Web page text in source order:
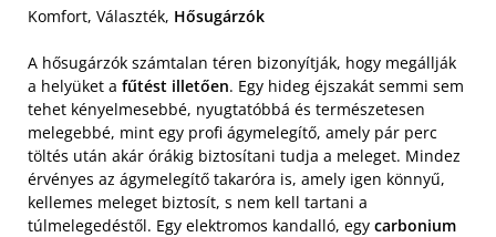
Komfort, Választék, Hősugárzók
A hősugárzók számtalan téren bizonyítják, hogy megállják
a helyüket a fűtést illetően. Egy hideg éjszakát semmi sem
tehet kényelmesebbé, nyugtatóbbá és természetesen
melegebbé, mint egy profi ágymelegítő, amely pár perc
töltés után akár órákig biztosítani tudja a meleget. Mindez
érvényes az ágymelegítő takaróra is, amely igen könnyű,
kellemes meleget biztosít, s nem kell tartani a
túlmelegedéstől. Egy elektromos kandalló, egy carbonium